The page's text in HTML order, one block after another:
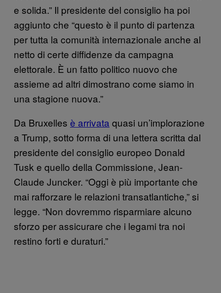
e solida.” Il presidente del consiglio ha poi
aggiunto che “questo è il punto di partenza
per tutta la comunità internazionale anche al
netto di certe diffidenze da campagna
elettorale. È un fatto politico nuovo che
assieme ad altri dimostrano come siamo in
una stagione nuova.”
Da Bruxelles è arrivata quasi un’implorazione
a Trump, sotto forma di una lettera scritta dal
presidente del consiglio europeo Donald
Tusk e quello della Commissione, Jean-
Claude Juncker. “Oggi è più importante che
mai rafforzare le relazioni transatlantiche,” si
legge. “Non dovremmo risparmiare alcuno
sforzo per assicurare che i legami tra noi
restino forti e duraturi.”